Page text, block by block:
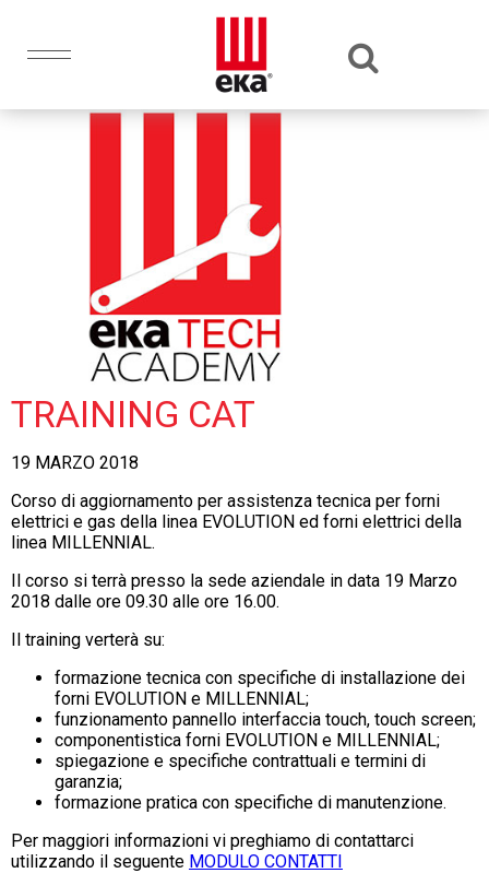
TRAINING CAT
19 MARZO 2018
Corso di aggiornamento per assistenza tecnica per forni
elettrici e gas della linea EVOLUTION ed forni elettrici della
linea MILLENNIAL.
Il corso si terrà presso la sede aziendale in data 19 Marzo
2018 dalle ore 09.30 alle ore 16.00.
Il training verterà su:
formazione tecnica con specifiche di installazione dei
forni EVOLUTION e MILLENNIAL;
funzionamento pannello interfaccia touch, touch screen;
componentistica forni EVOLUTION e MILLENNIAL;
spiegazione e specifiche contrattuali e termini di
garanzia;
formazione pratica con specifiche di manutenzione.
Per maggiori informazioni vi preghiamo di contattarci
utilizzando il seguente MODULO CONTATTI